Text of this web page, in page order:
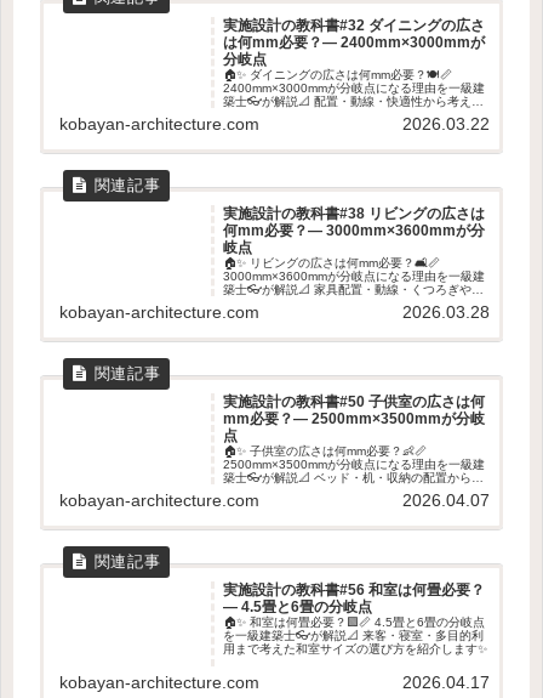
実施設計の教科書#32 ダイニングの広さ
は何mm必要？― 2400mm×3000mmが
分岐点
🏠✨ ダイニングの広さは何mm必要？🍽️📏
2400mm×3000mmが分岐点になる理由を一級建
築士👓が解説📐 配置・動線・快適性から考える
ダイニング寸法のポイントを紹介します✨
kobayan-architecture.com 2026.03.22
実施設計の教科書#38 リビングの広さは
何mm必要？― 3000mm×3600mmが分
岐点
🏠✨ リビングの広さは何mm必要？🛋️📏
3000mm×3600mmが分岐点になる理由を一級建
築士👓が解説📐 家具配置・動線・くつろぎやす
さから考えるリビング寸法のポイントを紹介し
ます✨
kobayan-architecture.com 2026.03.28
実施設計の教科書#50 子供室の広さは何
mm必要？― 2500mm×3500mmが分岐
点
🏠✨ 子供室の広さは何mm必要？👶📏
2500mm×3500mmが分岐点になる理由を一級建
築士👓が解説📐 ベッド・机・収納の配置から考
える子供室寸法のポイントを紹介します✨
kobayan-architecture.com 2026.04.07
実施設計の教科書#56 和室は何畳必要？
― 4.5畳と6畳の分岐点
🏠✨ 和室は何畳必要？🟩📏 4.5畳と6畳の分岐点
を一級建築士👓が解説📐 来客・寝室・多目的利
用まで考えた和室サイズの選び方を紹介します✨
kobayan-architecture.com 2026.04.17